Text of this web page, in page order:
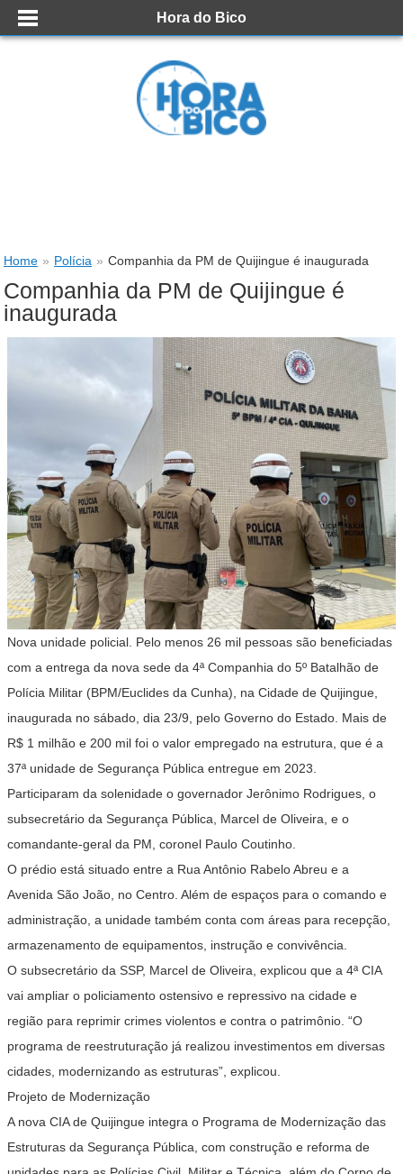
Hora do Bico
Home » Polícia » Companhia da PM de Quijingue é inaugurada
Companhia da PM de Quijingue é
inaugurada
Nova unidade policial. Pelo menos 26 mil pessoas são beneficiadas
com a entrega da nova sede da 4ª Companhia do 5º Batalhão de
Polícia Militar (BPM/Euclides da Cunha), na Cidade de Quijingue,
inaugurada no sábado, dia 23/9, pelo Governo do Estado. Mais de
R$ 1 milhão e 200 mil foi o valor empregado na estrutura, que é a
37ª unidade de Segurança Pública entregue em 2023.
Participaram da solenidade o governador Jerônimo Rodrigues, o
subsecretário da Segurança Pública, Marcel de Oliveira, e o
comandante-geral da PM, coronel Paulo Coutinho.
O prédio está situado entre a Rua Antônio Rabelo Abreu e a
Avenida São João, no Centro. Além de espaços para o comando e
administração, a unidade também conta com áreas para recepção,
armazenamento de equipamentos, instrução e convivência.
O subsecretário da SSP, Marcel de Oliveira, explicou que a 4ª CIA
vai ampliar o policiamento ostensivo e repressivo na cidade e
região para reprimir crimes violentos e contra o patrimônio. “O
programa de reestruturação já realizou investimentos em diversas
cidades, modernizando as estruturas”, explicou.
Projeto de Modernização
A nova CIA de Quijingue integra o Programa de Modernização das
Estruturas da Segurança Pública, com construção e reforma de